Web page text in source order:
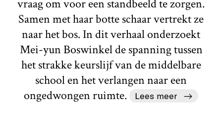
vraag om voor een standbeeld te zorgen.
Samen met haar botte schaar vertrekt ze
naar het bos. In dit verhaal onderzoekt
Mei-yun Boswinkel de spanning tussen
het strakke keurslijf van de middelbare
school en het verlangen naar een
ongedwongen ruimte.
Lees meer